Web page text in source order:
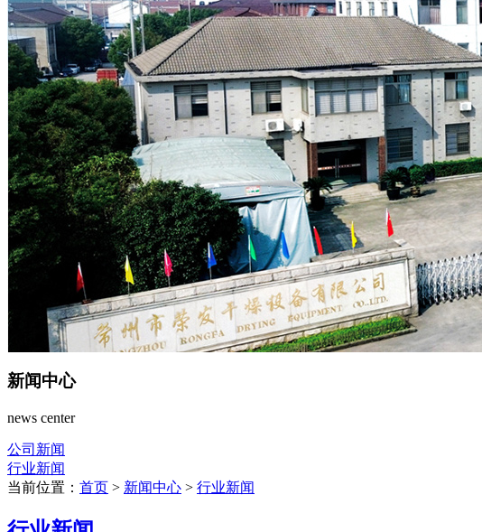
新闻中心
news center
公司新闻
行业新闻
当前位置： 首页 > 新闻中心 > 行业新闻